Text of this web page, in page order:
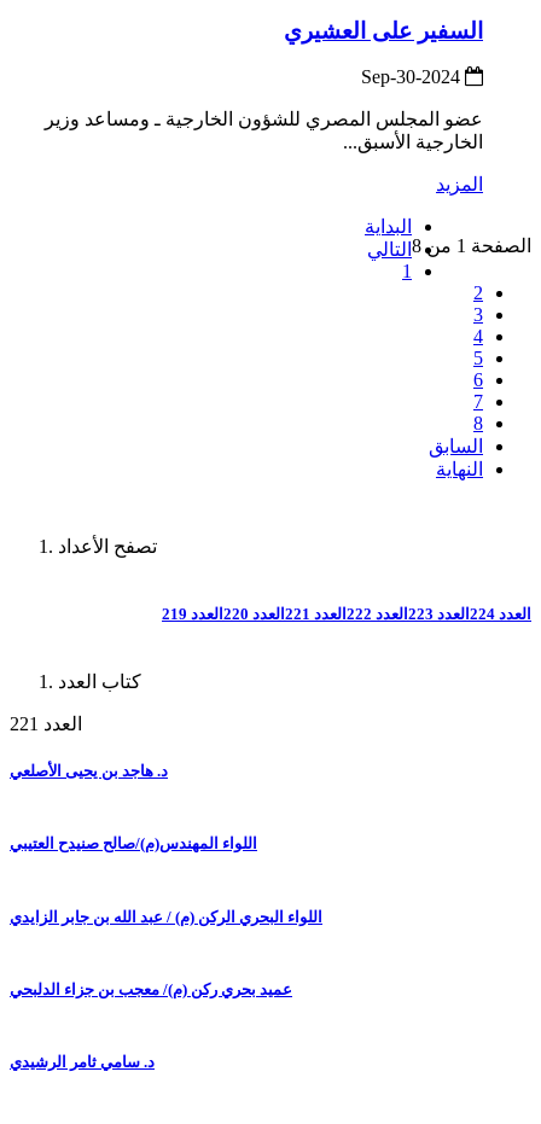
السفير على العشيري
عضو المجلس المصري للشؤون الخارجية ـ ومساعد وزير
الخارجية الأسبق...
المزيد
الصفحة 1 من 8
البداية
التالي
1
2
3
4
5
6
7
8
السابق
النهاية
تصفح الأعداد
العدد 224 العدد 223 العدد 222 العدد 221 العدد 220 العدد 219
كتاب العدد
العدد 221
د. هاجد بن يحيى الأصلعي
اللواء المهندس(م)/صالح صنيدح العتيبي
اللواء البحري الركن (م) / عبد الله بن جابر الزايدي
عميد بحري ركن (م)/ معجب بن جزاء الدلبحي
د. سامي ثامر الرشيدي